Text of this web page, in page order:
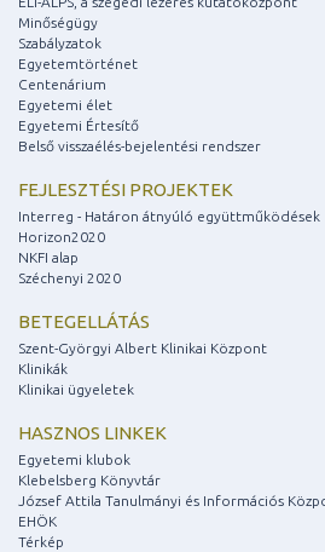
Minőségügy
Szabályzatok
Egyetemtörténet
Centenárium
Egyetemi élet
Egyetemi Értesítő
Belső visszaélés-bejelentési rendszer
FEJLESZTÉSI PROJEKTEK
Interreg - Határon átnyúló együttműködések
Horizon2020
NKFI alap
Széchenyi 2020
BETEGELLÁTÁS
Szent-Györgyi Albert Klinikai Központ
Klinikák
Klinikai ügyeletek
HASZNOS LINKEK
Egyetemi klubok
Klebelsberg Könyvtár
József Attila Tanulmányi és Információs
EHÖK
Térkép